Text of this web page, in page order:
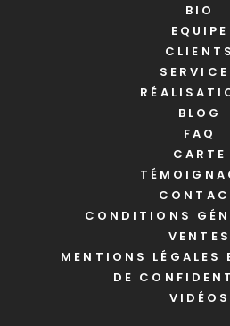
BIO
EQUIPE
CLIENTS
BLOG
FAQ
CARTE
CONDITIONS
VENTES
MENTIONS LÉGALES
DE
VIDÉOS